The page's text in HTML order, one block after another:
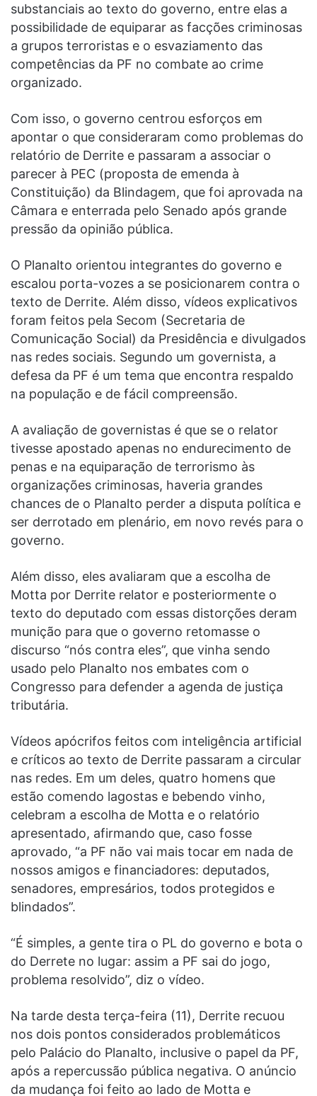
substanciais ao texto do governo, entre elas a
possibilidade de equiparar as facções criminosas
a grupos terroristas e o esvaziamento das
competências da PF no combate ao crime
organizado.
Com isso, o governo centrou esforços em
apontar o que consideraram como problemas do
relatório de Derrite e passaram a associar o
parecer à PEC (proposta de emenda à
Constituição) da Blindagem, que foi aprovada na
Câmara e enterrada pelo Senado após grande
pressão da opinião pública.
O Planalto orientou integrantes do governo e
escalou porta-vozes a se posicionarem contra o
texto de Derrite. Além disso, vídeos explicativos
foram feitos pela Secom (Secretaria de
Comunicação Social) da Presidência e divulgados
nas redes sociais. Segundo um governista, a
defesa da PF é um tema que encontra respaldo
na população e de fácil compreensão.
A avaliação de governistas é que se o relator
tivesse apostado apenas no endurecimento de
penas e na equiparação de terrorismo às
organizações criminosas, haveria grandes
chances de o Planalto perder a disputa política e
ser derrotado em plenário, em novo revés para o
governo.
Além disso, eles avaliaram que a escolha de
Motta por Derrite relator e posteriormente o
texto do deputado com essas distorções deram
munição para que o governo retomasse o
discurso “nós contra eles”, que vinha sendo
usado pelo Planalto nos embates com o
Congresso para defender a agenda de justiça
tributária.
Vídeos apócrifos feitos com inteligência artificial
e críticos ao texto de Derrite passaram a circular
nas redes. Em um deles, quatro homens que
estão comendo lagostas e bebendo vinho,
celebram a escolha de Motta e o relatório
apresentado, afirmando que, caso fosse
aprovado, “a PF não vai mais tocar em nada de
nossos amigos e financiadores: deputados,
senadores, empresários, todos protegidos e
blindados”.
“É simples, a gente tira o PL do governo e bota o
do Derrete no lugar: assim a PF sai do jogo,
problema resolvido”, diz o vídeo.
Na tarde desta terça-feira (11), Derrite recuou
nos dois pontos considerados problemáticos
pelo Palácio do Planalto, inclusive o papel da PF,
após a repercussão pública negativa. O anúncio
da mudança foi feito ao lado de Motta e